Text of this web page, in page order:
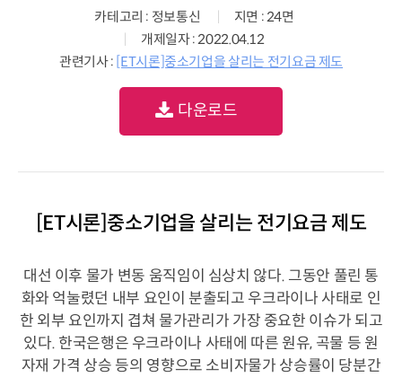
카테고리 : 정보통신
지면 : 24면
개제일자 : 2022.04.12
관련기사 : [ET시론]중소기업을 살리는 전기요금 제도
다운로드
[ET시론]중소기업을 살리는 전기요금 제도
대선 이후 물가 변동 움직임이 심상치 않다. 그동안 풀린 통
화와 억눌렸던 내부 요인이 분출되고 우크라이나 사태로 인
한 외부 요인까지 겹쳐 물가관리가 가장 중요한 이슈가 되고
있다. 한국은행은 우크라이나 사태에 따른 원유, 곡물 등 원
자재 가격 상승 등의 영향으로 소비자물가 상승률이 당분간